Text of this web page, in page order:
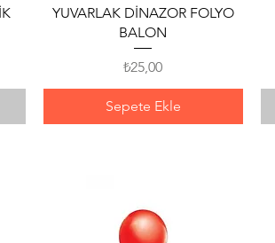
Hızlı Bakış
YUVARLAK DİNAZOR FOLYO
BALON
Fiyat
₺25,00
Sepete Ekle